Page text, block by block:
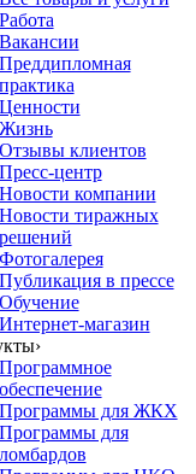
Работа
Вакансии
Преддипломная
практика
Ценности
Жизнь
Отзывы клиентов
Пресс-центр
Новости компании
Новости тиражных
решений
Фотогалерея
Публикация в прессе
Обучение
Интернет-магазин
›
Программное
обеспечение
Программы для ЖКХ
Программы для
ломбардов